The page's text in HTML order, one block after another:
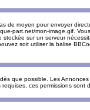
de moyen pour envoyer
part.net/mon-image.gif.
sur un serveur
soit utiliser la balise
que possible. Les
ces permissions sont